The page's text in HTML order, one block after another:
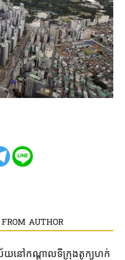
AUTHOR
ល័យ​នៅ​កណ្តាល​ទីក្រុងតូក្យូ​ហក់​